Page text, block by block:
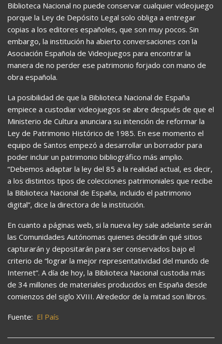
Biblioteca Nacional no puede conservar cualquier videojuego
porque la Ley de Depósito Legal solo obliga a entregar
copias a los editores españoles, que son muy pocos. Sin
embargo, la institución ha abierto conversaciones con la
Asociación Española de Videojuegos para encontrar la
manera de no perder ese patrimonio forjado con mano de
obra española.
La posibilidad de que la Biblioteca Nacional de España
empiece a custodiar videojuegos se abre después de que el
Ministerio de Cultura anunciara su intención de reformar la
Ley de Patrimonio Histórico de 1985. En ese momento el
equipo de Santos empezó a desarrollar un borrador para
poder incluir un patrimonio bibliográfico más amplio.
“Debemos adaptar la ley del 85 a la realidad actual, es decir,
a los distintos tipos de colecciones patrimoniales que recibe
la Biblioteca Nacional de España, incluido el patrimonio
digital”, dice la directora de la institución.
En cuanto a páginas web, si la nueva ley sale adelante serán
las Comunidades Autónomas quienes decidirán qué sitios
capturarán y depositarán para ser conservados bajo el
criterio de “lograr la mejor representatividad del mundo de
Internet”. A día de hoy, la Biblioteca Nacional custodia más
de 34 millones de materiales producidos en España desde
comienzos del siglo XVIII. Alrededor de la mitad son libros.
Fuente: El País